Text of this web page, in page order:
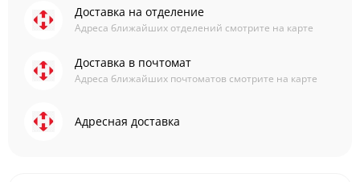
Доставка на отделение
Адреса ближайших отделений смотрите на карте
Доставка в почтомат
Адреса ближайших почтоматов смотрите на карте
Адресная доставка